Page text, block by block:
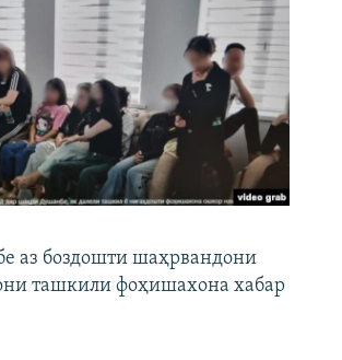
аз боздошти шаҳрвандони
ташкили фоҳишахона хабар